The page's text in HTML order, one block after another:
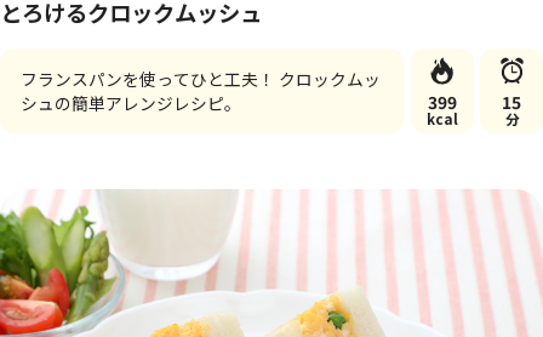
とろけるクロックムッシュ
フランスパンを使ってひと工夫！ クロックムッ
シュの簡単アレンジレシピ。
399
kcal
15
分